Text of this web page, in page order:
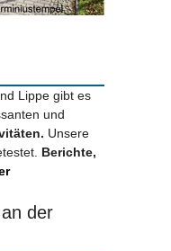
Lippe gibt es
und
Unsere
Berichte,
der